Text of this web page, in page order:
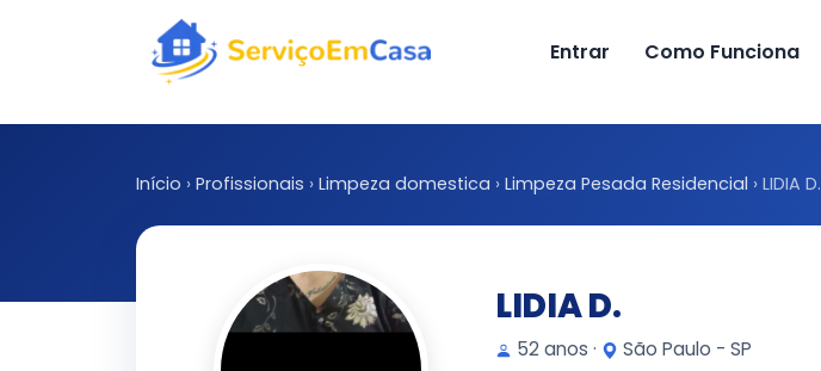
Entrar Como Funciona
Início › Profissionais › Limpeza domestica › Limpeza Pesada Residencial › LIDIA D.
LIDIA D.
52 anos · São Paulo - SP